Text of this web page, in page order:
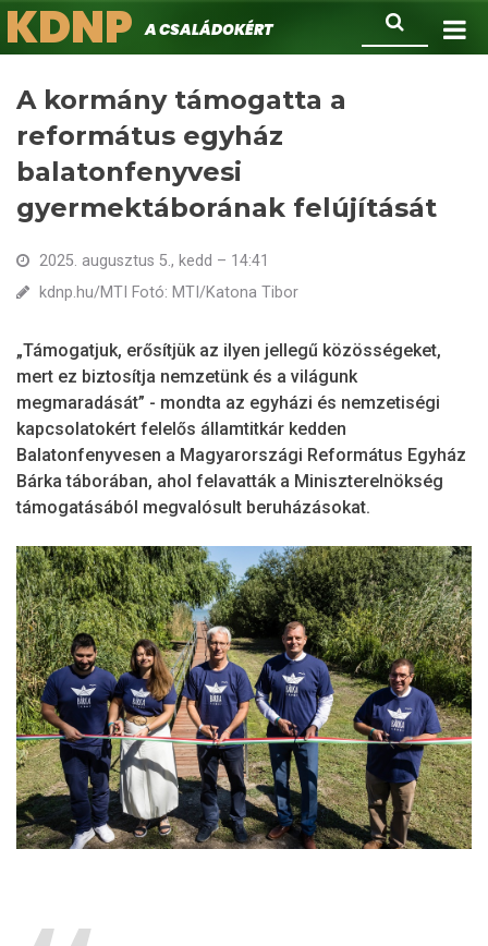
Ugrás
a
Keresés
KDNPA családokért.
A kormány támogatta a
református egyház
balatonfenyvesi
gyermektáborának felújítását
2025. augusztus 5., kedd – 14:41
kdnp.hu/MTI Fotó: MTI/Katona Tibor
„Támogatjuk, erősítjük az ilyen jellegű közösségeket,
mert ez biztosítja nemzetünk és a világunk
megmaradását” - mondta az egyházi és nemzetiségi
kapcsolatokért felelős államtitkár kedden
Balatonfenyvesen a Magyarországi Református Egyház
Bárka táborában, ahol felavatták a Miniszterelnökség
támogatásából megvalósult beruházásokat.